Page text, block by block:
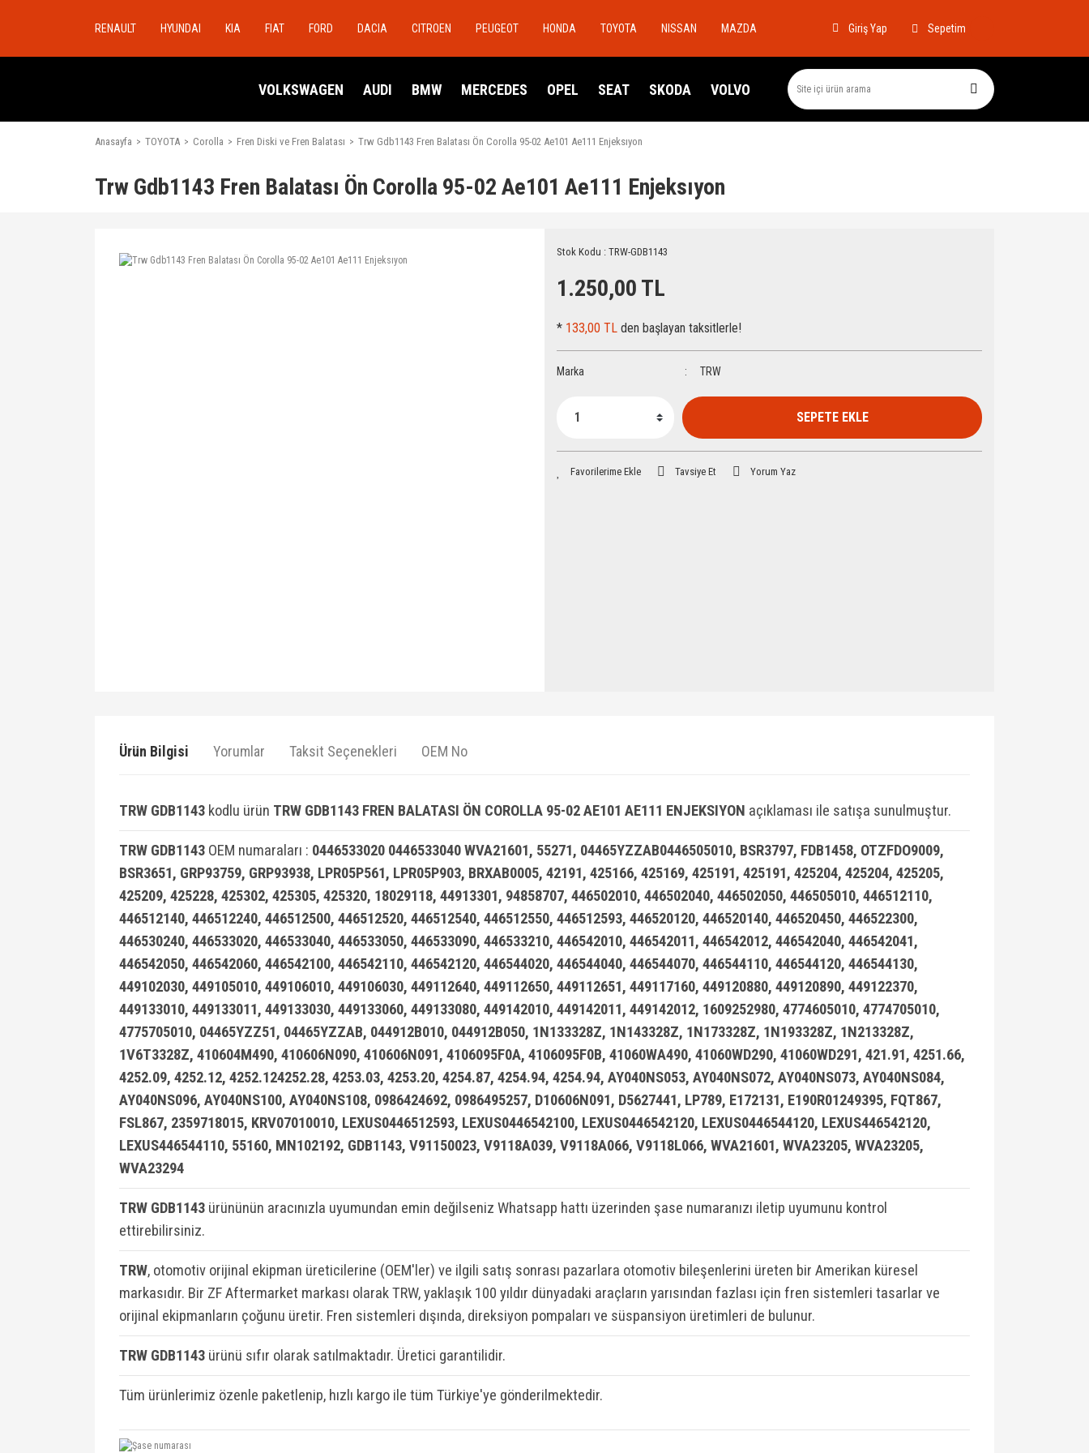
RENAULT HYUNDAI KIA FIAT FORD DACIA CITROEN PEUGEOT HONDA TOYOTA NISSAN MAZDA Giriş Yap Sepetim
VOLKSWAGEN AUDI BMW MERCEDES OPEL SEAT SKODA VOLVO
Anasayfa TOYOTA Corolla Fren Diski ve Fren Balatası Trw Gdb1143 Fren Balatası Ön Corolla 95-02 Ae101 Ae111 Enjeksıyon
Trw Gdb1143 Fren Balatası Ön Corolla 95-02 Ae101 Ae111 Enjeksıyon
Stok Kodu : TRW-GDB1143
1.250,00 TL
* 133,00 TL den başlayan taksitlerle!
Marka TRW
SEPETE EKLE
Tavsiye Et Yorum Yaz
Ürün Bilgisi Yorumlar Taksit Seçenekleri OEM No
TRW GDB1143 kodlu ürün TRW GDB1143 FREN BALATASI ÖN COROLLA 95-02 AE101 AE111 ENJEKSIYON açıklaması ile satışa sunulmuştur.
TRW GDB1143 OEM numaraları : 0446533020 0446533040 WVA21601, 55271, 04465YZZAB0446505010, BSR3797, FDB1458, OTZFDO9009,
BSR3651, GRP93759, GRP93938, LPR05P561, LPR05P903, BRXAB0005, 42191, 425166, 425169, 425191, 425191, 425204, 425204, 425205,
425209, 425228, 425302, 425305, 425320, 18029118, 44913301, 94858707, 446502010, 446502040, 446502050, 446505010, 446512110,
446512140, 446512240, 446512500, 446512520, 446512540, 446512550, 446512593, 446520120, 446520140, 446520450, 446522300,
446530240, 446533020, 446533040, 446533050, 446533090, 446533210, 446542010, 446542011, 446542012, 446542040, 446542041,
446542050, 446542060, 446542100, 446542110, 446542120, 446544020, 446544040, 446544070, 446544110, 446544120, 446544130,
449102030, 449105010, 449106010, 449106030, 449112640, 449112650, 449112651, 449117160, 449120880, 449120890, 449122370,
449133010, 449133011, 449133030, 449133060, 449133080, 449142010, 449142011, 449142012, 1609252980, 4774605010, 4774705010,
4775705010, 04465YZZ51, 04465YZZAB, 044912B010, 044912B050, 1N133328Z, 1N143328Z, 1N173328Z, 1N193328Z, 1N213328Z,
1V6T3328Z, 410604M490, 410606N090, 410606N091, 4106095F0A, 4106095F0B, 41060WA490, 41060WD290, 41060WD291, 421.91, 4251.66,
4252.09, 4252.12, 4252.124252.28, 4253.03, 4253.20, 4254.87, 4254.94, 4254.94, AY040NS053, AY040NS072, AY040NS073, AY040NS084,
AY040NS096, AY040NS100, AY040NS108, 0986424692, 0986495257, D10606N091, D5627441, LP789, E172131, E190R01249395, FQT867,
FSL867, 2359718015, KRV07010010, LEXUS0446512593, LEXUS0446542100, LEXUS0446542120, LEXUS0446544120, LEXUS446542120,
LEXUS446544110, 55160, MN102192, GDB1143, V91150023, V9118A039, V9118A066, V9118L066, WVA21601, WVA23205, WVA23205,
WVA23294
TRW GDB1143 ürününün aracınızla uyumundan emin değilseniz Whatsapp hattı üzerinden şase numaranızı iletip uyumunu kontrol
ettirebilirsiniz.
TRW, otomotiv orijinal ekipman üreticilerine (OEM'ler) ve ilgili satış sonrası pazarlara otomotiv bileşenlerini üreten bir Amerikan küresel
markasıdır. Bir ZF Aftermarket markası olarak TRW, yaklaşık 100 yıldır dünyadaki araçların yarısından fazlası için fren sistemleri tasarlar ve
orijinal ekipmanların çoğunu üretir. Fren sistemleri dışında, direksiyon pompaları ve süspansiyon üretimleri de bulunur.
TRW GDB1143 ürünü sıfır olarak satılmaktadır. Üretici garantilidir.
Tüm ürünlerimiz özenle paketlenip, hızlı kargo ile tüm Türkiye'ye gönderilmektedir.